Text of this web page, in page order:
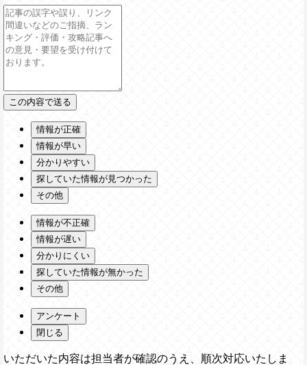
情報が正確
情報が早い
分かりやすい
探していた情報が見つかった
その他
情報が不正確
情報が遅い
分かりにくい
探していた情報が無かった
その他
アンケート
閉じる
いただいた内容は担当者が確認のうえ、順次対応いたしま